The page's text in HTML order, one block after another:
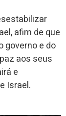
afim de que
governo e do
aos seus
e
Israel.